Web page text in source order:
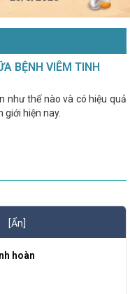
BỆNH VIÊM TINH
như thế nào và có hiệu quả
giới hiện nay.
[Ẩn]
hoàn